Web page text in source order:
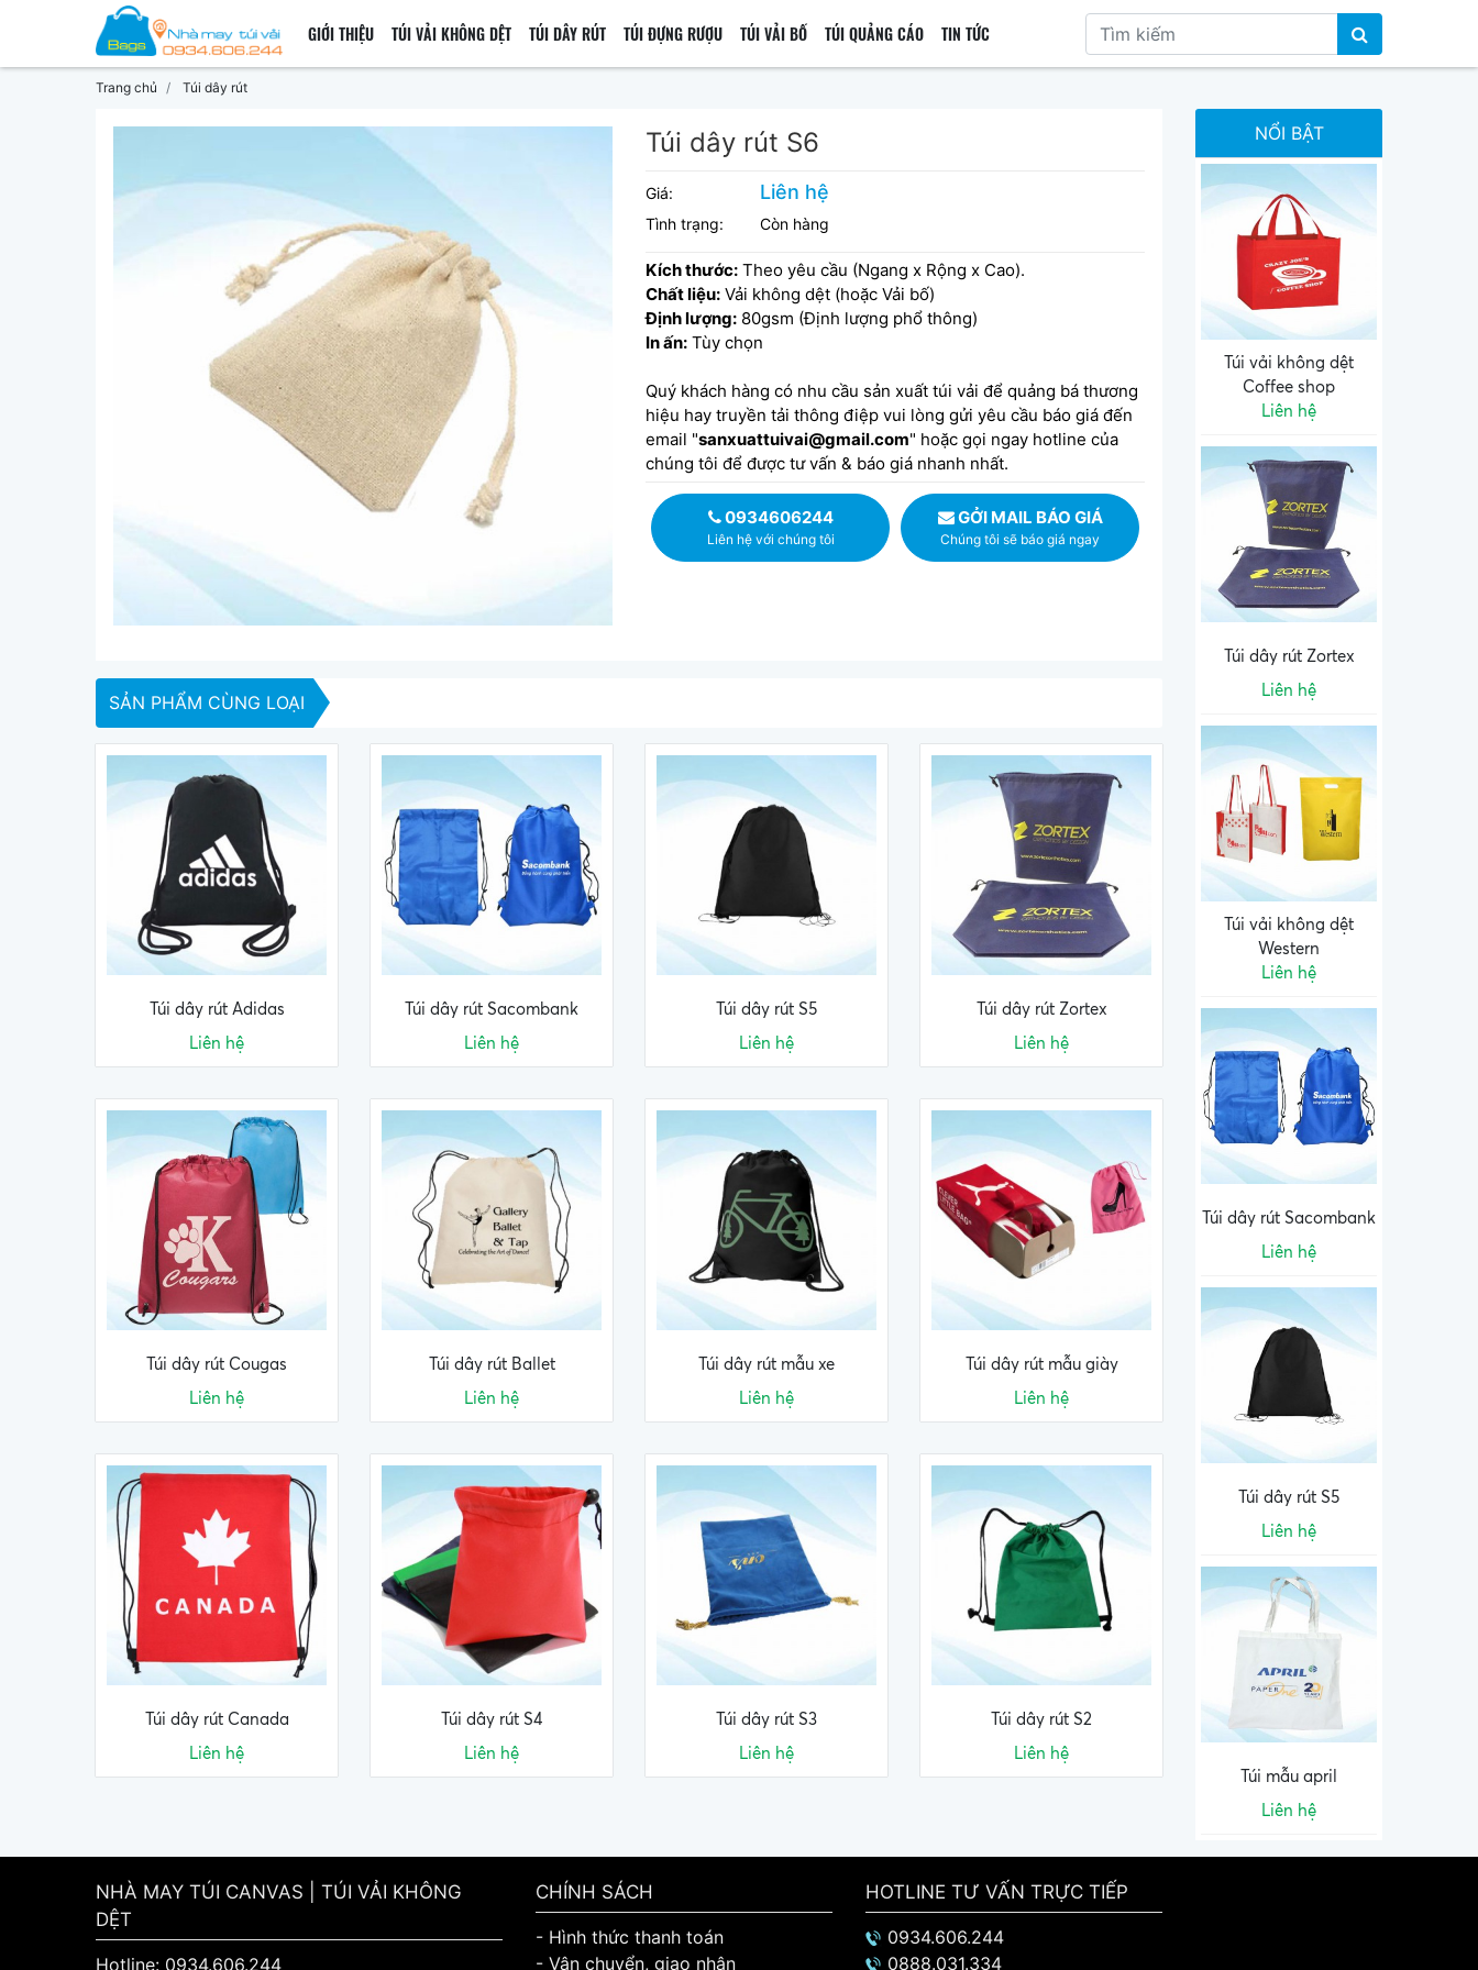
GIỚI THIỆU TÚI VẢI KHÔNG DỆT TÚI DÂY RÚT TÚI ĐỰNG RƯỢU TÚI VẢI BỐ TÚI QUẢNG CÁO TIN TỨC
Trang chủ Túi dây rút
Túi dây rút S6
Giá: Liên hệ
Tình trạng: Còn hàng
Kích thước: Theo yêu cầu (Ngang x Rộng x Cao).
Chất liệu: Vải không dệt (hoặc Vải bố)
Định lượng: 80gsm (Định lượng phổ thông)
In ấn: Tùy chọn
Quý khách hàng có nhu cầu sản xuất túi vải để quảng bá thương
hiệu hay truyền tải thông điệp vui lòng gửi yêu cầu báo giá đến
email "sanxuattuivai@gmail.com" hoặc gọi ngay hotline của
chúng tôi để được tư vấn & báo giá nhanh nhất.
0934606244
Liên hệ với chúng tôi
GỞI MAIL BÁO GIÁ
Chúng tôi sẽ báo giá ngay
SẢN PHẨM CÙNG LOẠI
Túi dây rút Adidas
Liên hệ
Túi dây rút Sacombank
Liên hệ
Túi dây rút S5
Liên hệ
Túi dây rút Zortex
Liên hệ
Túi dây rút Cougas
Liên hệ
Túi dây rút Ballet
Liên hệ
Túi dây rút mẫu xe
Liên hệ
Túi dây rút mẫu giày
Liên hệ
Túi dây rút Canada
Liên hệ
Túi dây rút S4
Liên hệ
Túi dây rút S3
Liên hệ
Túi dây rút S2
Liên hệ
NỔI BẬT
Túi vải không dệt
Coffee shop
Liên hệ
Túi dây rút Zortex
Liên hệ
Túi vải không dệt
Western
Liên hệ
Túi dây rút Sacombank
Liên hệ
Túi dây rút S5
Liên hệ
Túi mẫu april
Liên hệ
NHÀ MAY TÚI CANVAS | TÚI VẢI KHÔNG
DỆT
Hotline: 0934.606.244
CHÍNH SÁCH
- Hình thức thanh toán
- Vận chuyển, giao nhận
HOTLINE TƯ VẤN TRỰC TIẾP
0934.606.244
0888.031.334